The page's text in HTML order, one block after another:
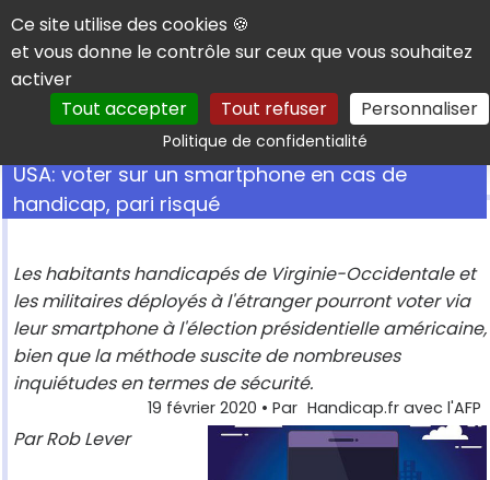
Panneau de gestion des cookies
Ce site utilise des cookies 🍪
et vous donne le contrôle sur ceux que vous souhaitez
activer
Tout accepter
Tout refuser Personnaliser
Politique de confidentialitéRechercher
USA: voter sur un smartphone en cas de
handicap, pari risqué
Les habitants handicapés de Virginie-Occidentale et
les militaires déployés à l'étranger pourront voter via
leur smartphone à l'élection présidentielle américaine,
bien que la méthode suscite de nombreuses
inquiétudes en termes de sécurité.
19 février 2020 • Par Handicap.fr avec l'AFP
Par Rob Lever